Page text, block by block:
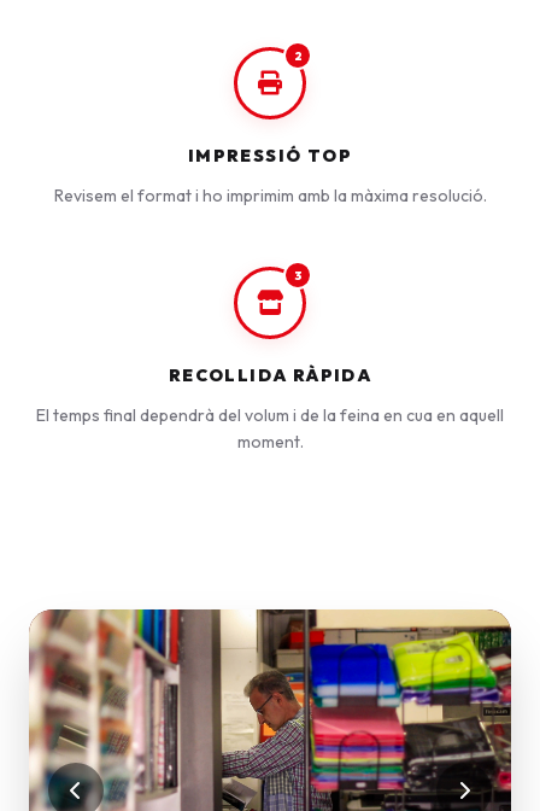
2
IMPRESSIÓ TOP
Revisem el format i ho imprimim amb la màxima resolució.
3
RECOLLIDA RÀPIDA
El temps final dependrà del volum i de la feina en cua en aquell
moment.